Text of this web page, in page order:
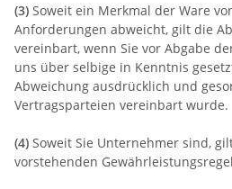
(3) Soweit ein Merkmal der Ware
Anforderungen abweicht, gilt die
vereinbart, wenn Sie vor Abgabe
uns über selbige in Kenntnis
Abweichung ausdrücklich und
Vertragsparteien vereinbart wurde.
(4) Soweit Sie Unternehmer sind,
vorstehenden